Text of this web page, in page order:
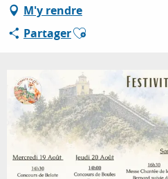
SÉJOURNER
M'y rendre
PartagerAjouter aux favoris